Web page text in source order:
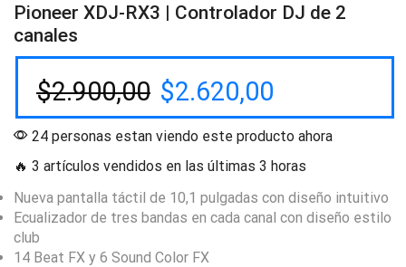
Pioneer XDJ-RX3 | Controlador DJ de 2
canales
$2.900,00 $2.620,00
24 personas estan viendo este producto ahora
🔥 3 artículos vendidos en las últimas 3 horas
Nueva pantalla táctil de 10,1 pulgadas con diseño intuitivo
Ecualizador de tres bandas en cada canal con diseño estilo
club
14 Beat FX y 6 Sound Color FX